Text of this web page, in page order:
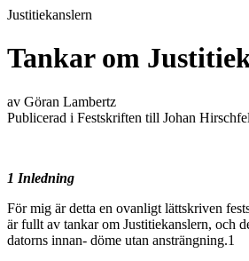
Justitiekanslern
Tankar om
av Göran Lambertz
Publicerad i Festskriften till Johan
1 Inledning
För mig är detta en ovanligt lättskriven
är fullt av tankar om Justitiekanslern, och
datorns innan- döme utan ansträngning.1